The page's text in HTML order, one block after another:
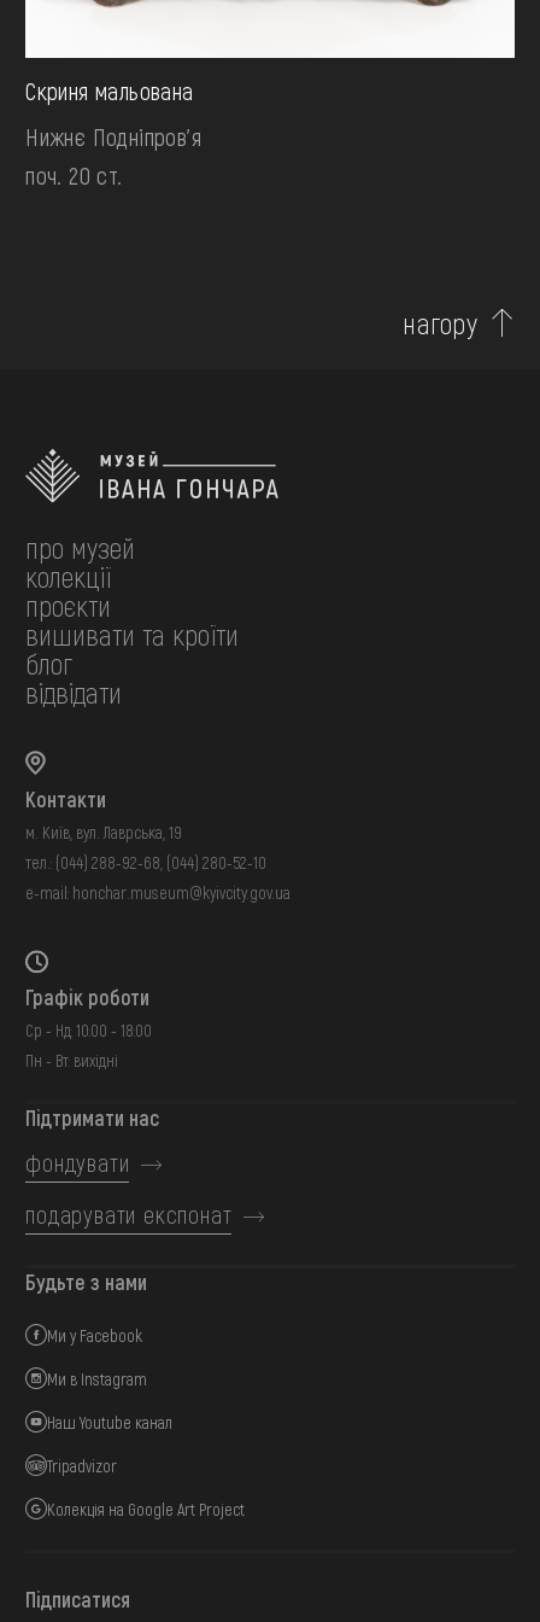
Скриня мальована
Нижнє Подніпров'я
поч. 20 ст.
нагору
про музей
колекції
проєкти
вишивати та кроїти
блог
відвідати
Контакти
м. Київ, вул. Лаврська, 19
тел.: (044) 288-92-68 (044) 280-52-10
e-mail: honchar.museum@kyivcity.gov.ua
Графік роботи
Ср - Нд: 10:00 - 18:00
Пн - Вт: вихідні
Підтримати нас
фондувати
подарувати експонат
Будьте з нами
Ми у Facebook
Ми в Instagram
Наш Youtube канал
Tripadvizor
Колекція на Google Art Project
Підписатися